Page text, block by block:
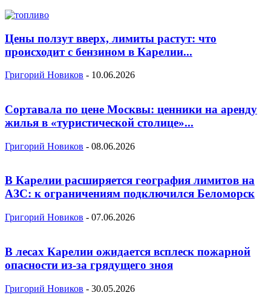
Цены ползут вверх, лимиты растут: что
происходит с бензином в Карелии...
Григорий Новиков - 10.06.2026
Сортавала по цене Москвы: ценники на аренду
жилья в «туристической столице»...
Григорий Новиков - 08.06.2026
В Карелии расширяется география лимитов на
АЗС: к ограничениям подключился Беломорск
Григорий Новиков - 07.06.2026
В лесах Карелии ожидается всплеск пожарной
опасности из-за грядущего зноя
Григорий Новиков - 30.05.2026